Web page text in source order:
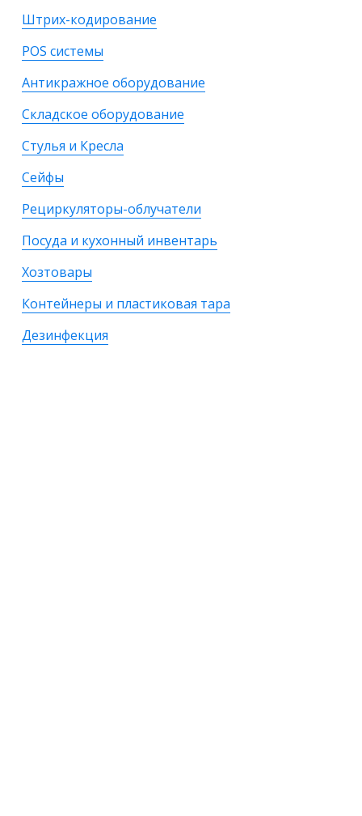
Штрих-кодирование
POS системы
Антикражное оборудование
Складское оборудование
Стулья и Кресла
Сейфы
Рециркуляторы-облучатели
Посуда и кухонный инвентарь
Хозтовары
Контейнеры и пластиковая тара
Дезинфекция